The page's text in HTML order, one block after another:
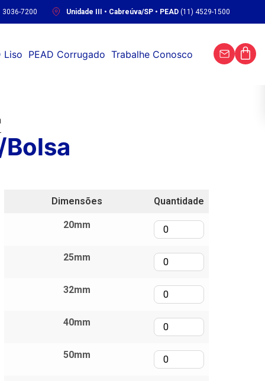
7200 Unidade III • Cabreúva/SP • PEAD (11) 4529-1500
Liso PEAD Corrugado Trabalhe Conosco
Dimensões Quantidade
20mm
25mm
32mm
40mm
50mm